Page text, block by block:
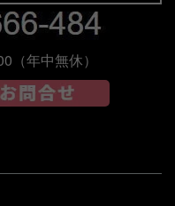
年中無休）